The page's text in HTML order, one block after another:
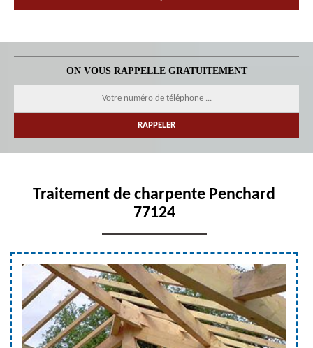
ON VOUS RAPPELLE GRATUITEMENT
Traitement de charpente Penchard
77124